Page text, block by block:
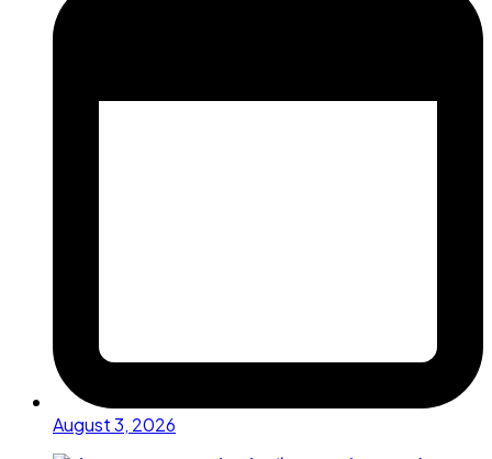
August 3, 2026